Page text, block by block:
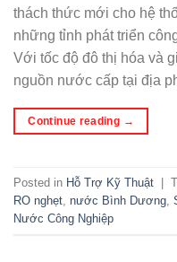
thách thức mới cho hệ
những tỉnh phát triển
Với tốc độ đô thị hóa và
nguồn nước cấp tại địa
Continue reading →
Posted in Hỗ Trợ Kỹ Thuật |
RO nghẹt nước Bình Dương
Nước Công Nghiệp